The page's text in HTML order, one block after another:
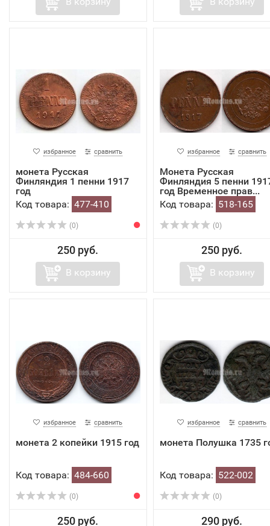
избранное сравнить
монета Русская
Финляндия 1 пенни 1917
год
Код товара: 477-410
(0)
250 руб.
В корзину
избранное сравнить
​Монета Русская
Финляндия 5 пенни
год Временное прав...
Код товара: 518-165
(0)
250 руб.
В корзину
избранное сравнить
монета 2 копейки 1915 год
Код товара: 484-660
(0)
250 руб.
избранное сравнить
монета Полушка 1735
Код товара: 522-002
(0)
290 руб.